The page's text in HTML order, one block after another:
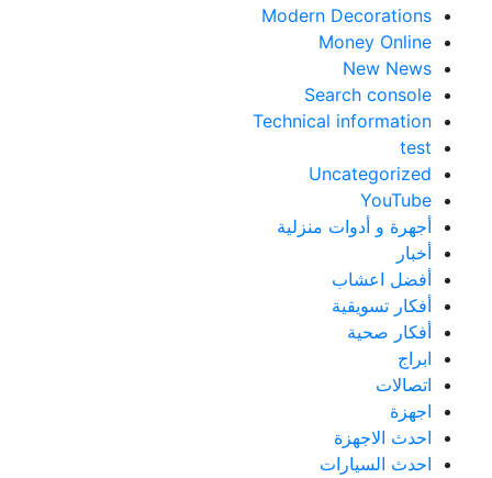
Modern Decorations
Money Online
New News
Search console
Technical information
Uncategorized
YouTube
أجهرة و أدوات منزلية
أفضل اعشاب
أفكار تسويقية
أفكار صحية
اتصالات
اجهزة
احدث الاجهزة
احدث السيارات